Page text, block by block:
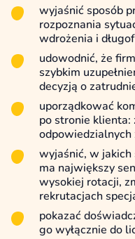
wyjaśnić sposób
rozpoznania
wdrożenia i
udowodnić, że
szybkim
decyzją o
uporządkować
po stronie klienta:
wyjaśnić, w jakich
ma największy
wysokiej rotacji,
rekrutacjach
pokazać
go wyłącznie do